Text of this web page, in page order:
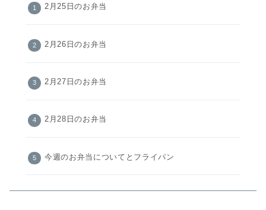
2月25日のお弁当
2月26日のお弁当
2月27日のお弁当
2月28日のお弁当
今週のお弁当についてとフライパン